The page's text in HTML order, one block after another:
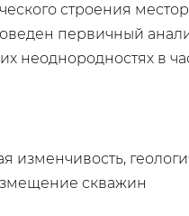
строения
первичный
неоднородностях в
изменчивость,
скважин